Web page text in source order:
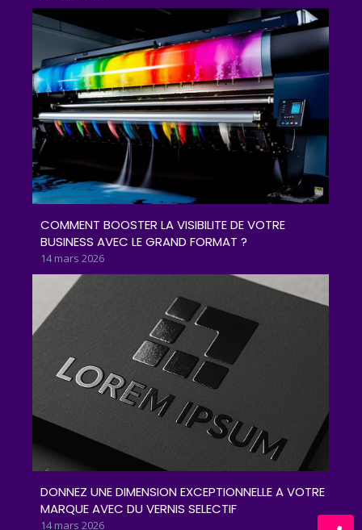
COMMENT BOOSTER LA VISIBILITE DE VOTRE
BUSINESS AVEC LE GRAND FORMAT ?
14 mars 2026
DONNEZ UNE DIMENSION EXCEPTIONNELLE A VOTRE
MARQUE AVEC DU VERNIS SELECTIF
14 mars 2026